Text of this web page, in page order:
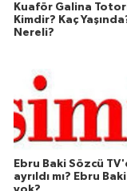
Kuaför Galina
Kimdir? Kaç
Nereli?
Ebru Baki Sözcü
ayrıldı mı? Ebru